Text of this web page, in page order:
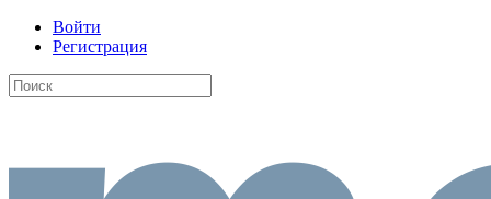
Войти
Регистрация